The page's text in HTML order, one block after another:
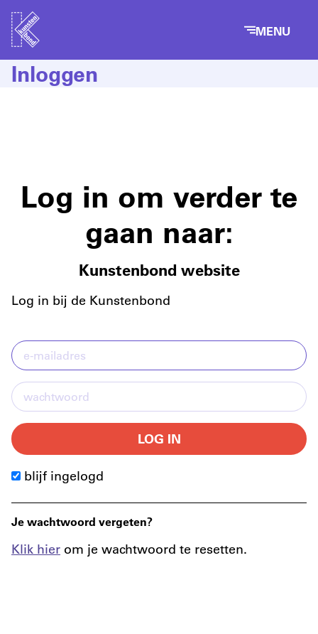
MENU
Inloggen
Log in om verder te
gaan naar:
Kunstenbond website
Log in bij de Kunstenbond
LOG IN
blijf ingelogd
Je wachtwoord vergeten?
Klik hier om je wachtwoord te resetten.